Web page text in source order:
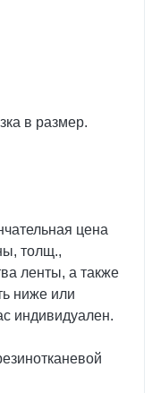
в размер.
цена
толщ.,
ленты, а также
ниже или
индивидуален.